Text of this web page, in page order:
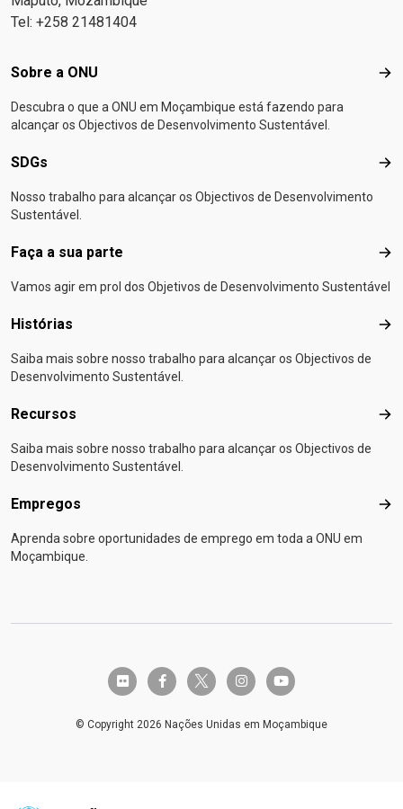
Tel: +258 21481404
Footer menu
Sobre a ONU
Descubra o que a ONU em Moçambique está fazendo para
alcançar os Objectivos de Desenvolvimento Sustentável.
SDGs
Nosso trabalho para alcançar os Objectivos de Desenvolvimento
Sustentável.
Faça a sua parte
Vamos agir em prol dos Objetivos de Desenvolvimento Sustentável
Histórias
Saiba mais sobre nosso trabalho para alcançar os Objectivos de
Desenvolvimento Sustentável.
Recursos
Saiba mais sobre nosso trabalho para alcançar os Objectivos de
Desenvolvimento Sustentável.
Empregos
Aprenda sobre oportunidades de emprego em toda a ONU em
Moçambique.
flickr facebook-ftwitter-x instagramyoutube
© Copyright 2026 Nações Unidas em Moçambique